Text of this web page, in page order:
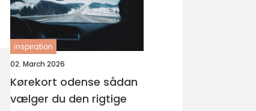
inspiration
02. March 2026
Kørekort odense sådan
vælger du den rigtige